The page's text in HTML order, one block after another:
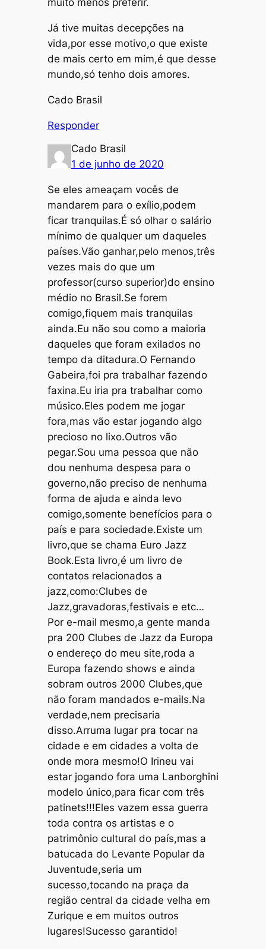
muito menos preferir.
Já tive muitas decepções na
vida,por esse motivo,o que existe
de mais certo em mim,é que desse
mundo,só tenho dois amores.
Cado Brasil
Responder
Cado Brasil
1 de junho de 2020
Se eles ameaçam vocês de
mandarem para o exílio,podem
ficar tranquilas.É só olhar o salário
mínimo de qualquer um daqueles
países.Vão ganhar,pelo menos,três
vezes mais do que um
professor(curso superior)do ensino
médio no Brasil.Se forem
comigo,fiquem mais tranquilas
ainda.Eu não sou como a maioria
daqueles que foram exilados no
tempo da ditadura.O Fernando
Gabeira,foi pra trabalhar fazendo
faxina.Eu iria pra trabalhar como
músico.Eles podem me jogar
fora,mas vão estar jogando algo
precioso no lixo.Outros vão
pegar.Sou uma pessoa que não
dou nenhuma despesa para o
governo,não preciso de nenhuma
forma de ajuda e ainda levo
comigo,somente benefícios para o
país e para sociedade.Existe um
livro,que se chama Euro Jazz
Book.Esta livro,é um livro de
contatos relacionados a
jazz,como:Clubes de
Jazz,gravadoras,festivais e etc…
Por e-mail mesmo,a gente manda
pra 200 Clubes de Jazz da Europa
o endereço do meu site,roda a
Europa fazendo shows e ainda
sobram outros 2000 Clubes,que
não foram mandados e-mails.Na
verdade,nem precisaria
disso.Arruma lugar pra tocar na
cidade e em cidades a volta de
onde mora mesmo!O Irineu vai
estar jogando fora uma Lanborghini
modelo único,para ficar com três
patinets!!!Eles vazem essa guerra
toda contra os artistas e o
patrimônio cultural do país,mas a
batucada do Levante Popular da
Juventude,seria um
sucesso,tocando na praça da
região central da cidade velha em
Zurique e em muitos outros
lugares!Sucesso garantido!